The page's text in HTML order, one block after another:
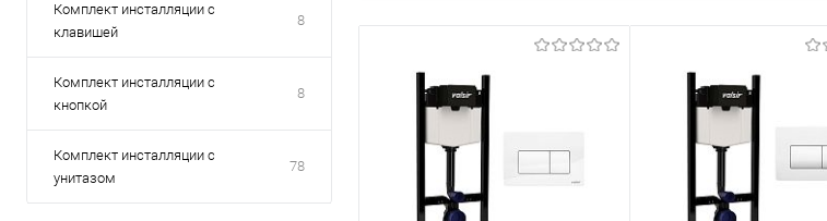
Комплект инсталляции с
клавишей
8
Комплект инсталляции с
кнопкой
8
Комплект инсталляции с
унитазом
78